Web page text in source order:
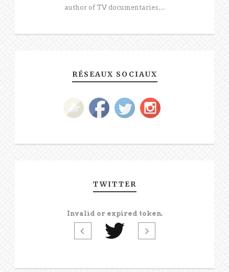
author of TV documentaries…
RÉSEAUX SOCIAUX
TWITTER
Invalid or expired token.